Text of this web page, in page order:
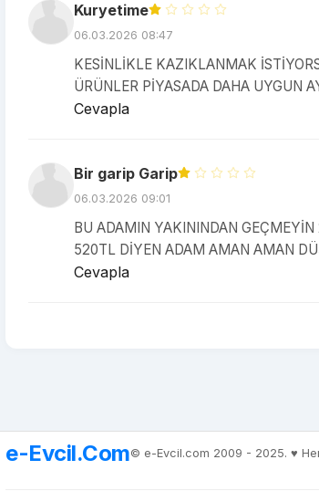
Kuryetime
06.03.2026 08:47
KESİNLİKLE KAZIKLANMAK
ÜRÜNLER PİYASADA DAHA UYGUN
Cevapla
Bir garip Garip
06.03.2026 09:01
BU ADAMIN YAKININDAN
520TL DİYEN ADAM AMAN AMAN
Cevapla
e-Evcil.Com© e-Evcil.com 2009 - 2025. ♥️ Her